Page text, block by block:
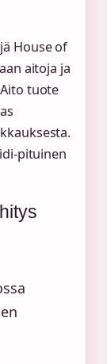
House of
aitoja ja
tuote
pituinen